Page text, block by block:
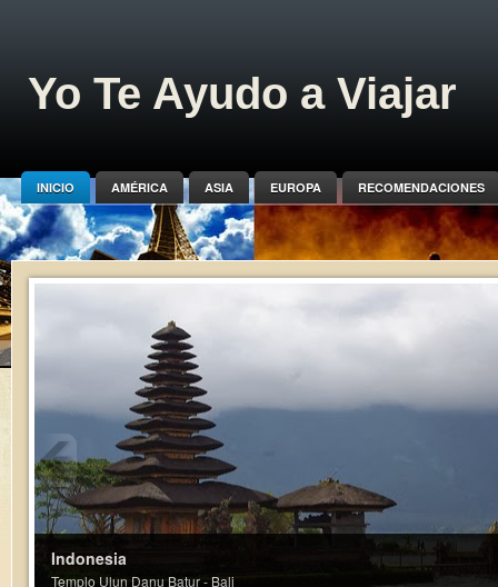
Yo Te Ayudo a Viajar
INICIO AMÉRICA ASIA EUROPA RECOMENDACIONES